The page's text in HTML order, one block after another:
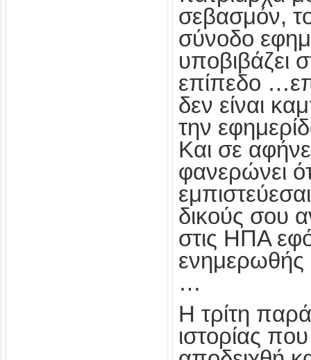
σεβασμόν,
σύνοδο
υποβιβάζει
επίπεδο
δεν είναι
την
Και σε
φανερώνει
δικούς σου
στις ΗΠΑ
…
Η τρίτη
ιστορίας